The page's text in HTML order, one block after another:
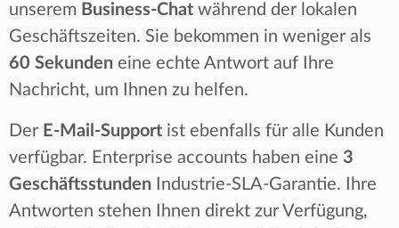
unserem Business-Chat während der lokalen
Geschäftszeiten. Sie bekommen in weniger als
60 Sekunden eine echte Antwort auf Ihre
Nachricht, um Ihnen zu helfen.
Der E-Mail-Support ist ebenfalls für alle Kunden
verfügbar. Enterprise accounts haben eine 3
Geschäftsstunden Industrie-SLA-Garantie. Ihre
Antworten stehen Ihnen direkt zur Verfügung,